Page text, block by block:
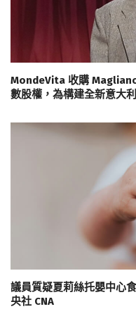
MondeVita 收購
數股權，為構建全新意大
議員質疑夏莉絲托嬰中心
央社 CNA